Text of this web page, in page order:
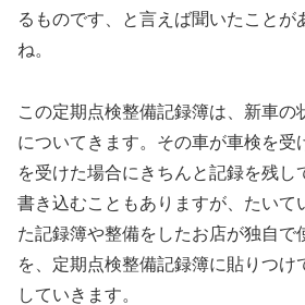
るものです、と言えば聞いたことが
ね。
この定期点検整備記録簿は、新車の
についてきます。その車が車検を受
を受けた場合にきちんと記録を残し
書き込むこともありますが、たいて
た記録簿や整備をしたお店が独自で
を、定期点検整備記録簿に貼りつけ
していきます。